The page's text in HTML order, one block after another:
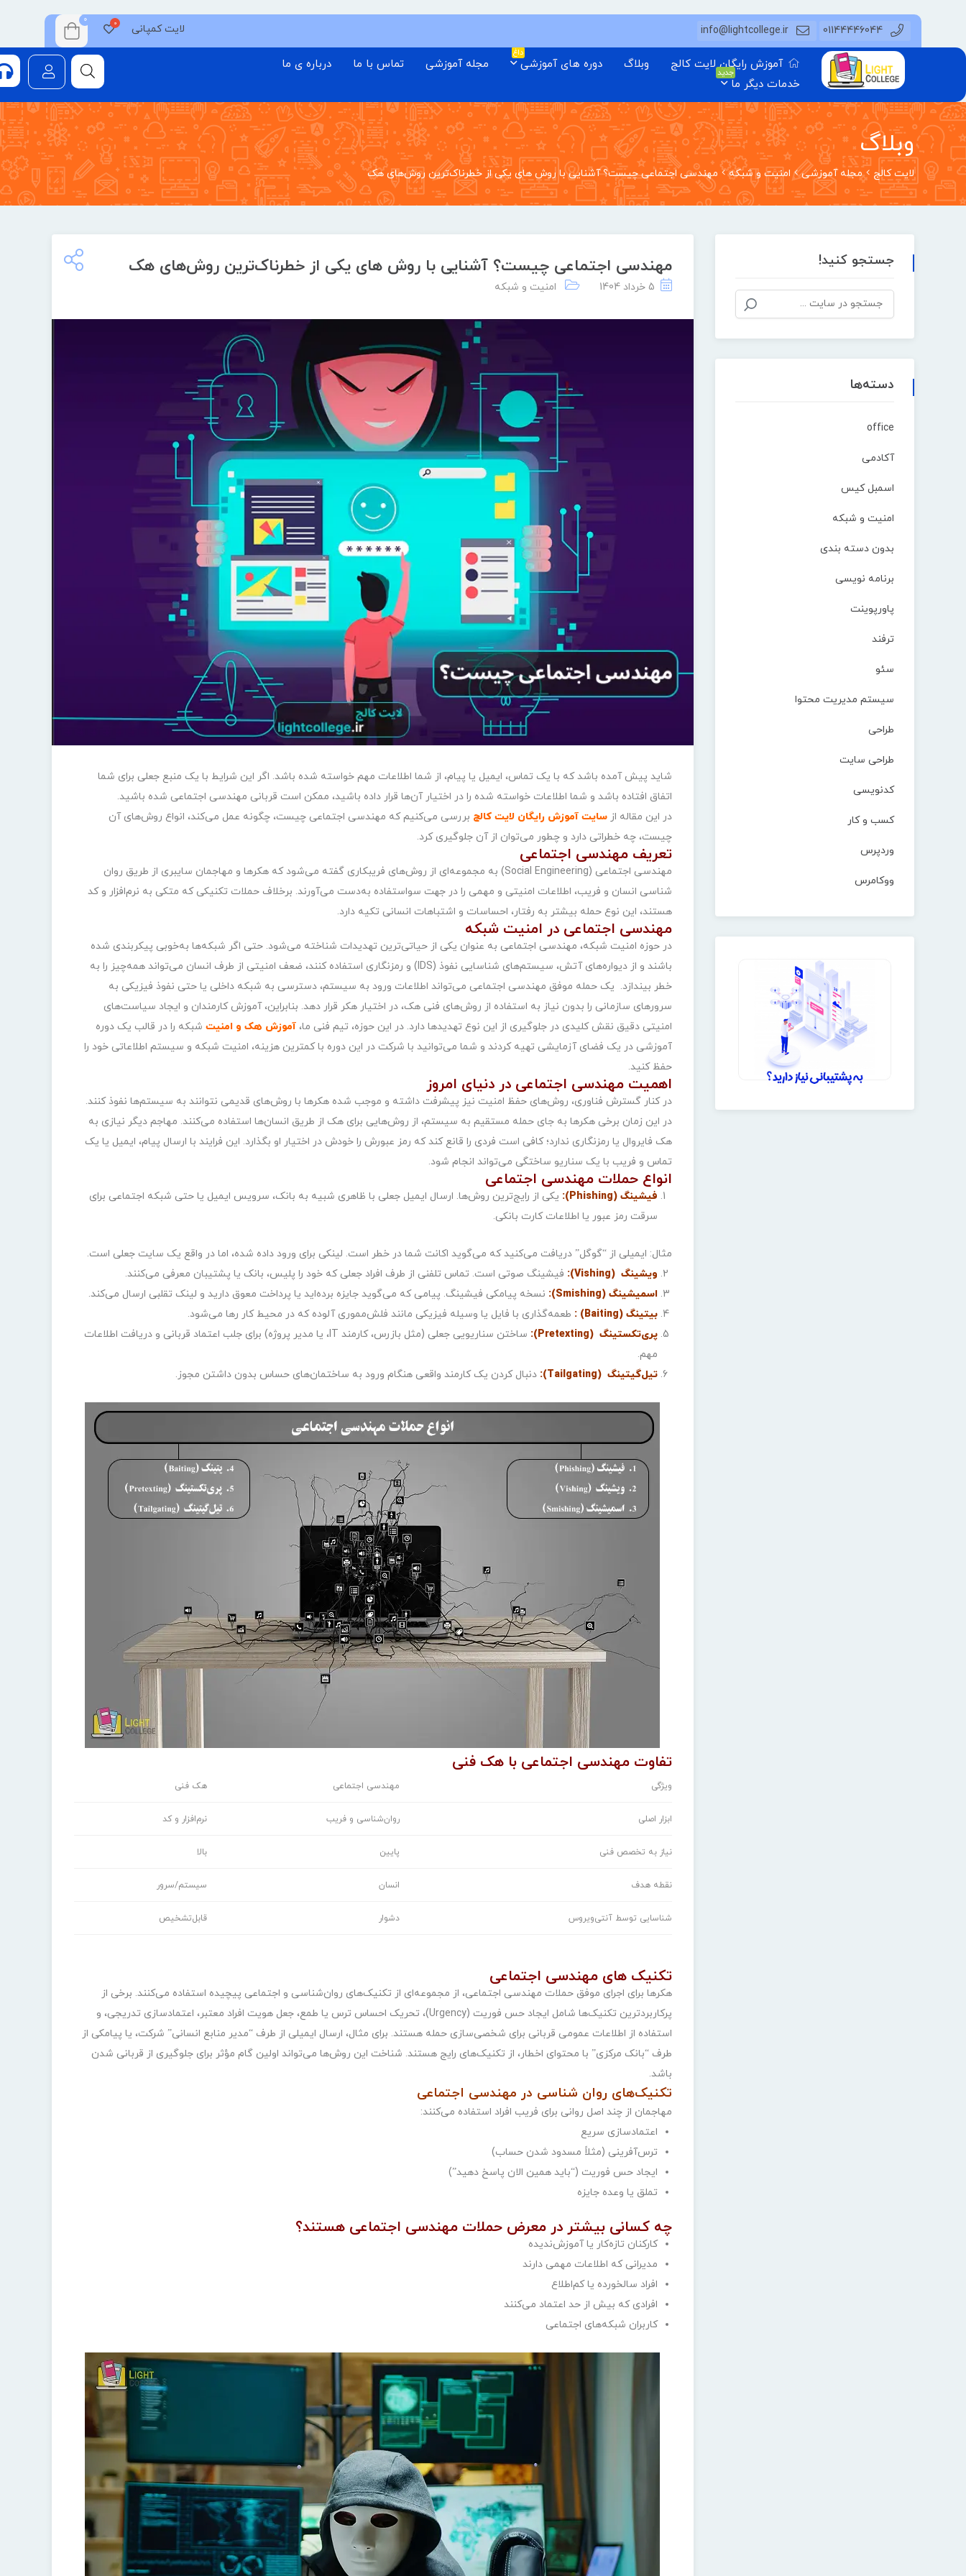
01144446044
info@lightcollege.ir لایت کمپانی
0
آموزش رایگان لایت کالج وبلاگ دوره های آموزشی
داغ
مجله آموزشی تماس با ما
درباره ی ما
خدمات دیگر ما
جدید
وبلاگ
لایت کالج مجله آموزشی امنیت و شبکه مهندسی اجتماعی چیست؟ آشنایی با روش های یکی از خطرناک‌ترین روش‌های هک
مهندسی اجتماعی چیست؟ آشنایی با روش های یکی از خطرناک‌ترین روش‌های هک
5 خرداد 1404 امنیت و شبکه
شاید پیش آمده باشد که با یک تماس، ایمیل یا پیام، از شما اطلاعات مهم خواسته شده باشد. اگر این شرایط با یک منبع جعلی برای شما
اتفاق افتاده باشد و شما اطلاعات خواسته شده را در اختیار آن‌ها قرار داده باشید، ممکن است قربانی مهندسی اجتماعی شده باشید.
در این مقاله ازسایت آموزش رایگان لایت کالج بررسی می‌کنیم که مهندسی اجتماعی چیست، چگونه عمل می‌کند، انواع روش‌های آن
چیست، چه خطراتی دارد و چطور می‌توان از آن جلوگیری کرد.
تعریف مهندسی اجتماعی
مهندسی اجتماعی (Social Engineering) به مجموعه‌ای از روش‌های فریبکاری گفته می‌شود که هکرها و مهاجمان سایبری از طریق روان
‌شناسی انسان و فریب، اطلاعات امنیتی و مهمی را در جهت سواستفاده به‌دست می‌آورند. برخلاف حملات تکنیکی که متکی به نرم‌افزار و کد
هستند، این نوع حمله بیشتر به رفتار، احساسات و اشتباهات انسانی تکیه دارد.
مهندسی اجتماعی در امنیت شبکه
در حوزه امنیت شبکه، مهندسی اجتماعی به عنوان یکی از حیاتی‌ترین تهدیدات شناخته می‌شود. حتی اگر شبکه‌ها به‌خوبی پیکربندی شده
باشند و از دیواره‌های آتش، سیستم‌های شناسایی نفوذ (IDS) و رمزنگاری استفاده کنند، ضعف امنیتی از طرف انسان می‌تواند همه‌چیز را به
خطر بیندازد. یک حمله موفق مهندسی اجتماعی می‌تواند اطلاعات ورود به سیستم، دسترسی به شبکه داخلی یا حتی نفوذ فیزیکی به
سرورهای سازمانی را بدون نیاز به استفاده از روش‌های فنی هک، در اختیار هکر قرار دهد. بنابراین، آموزش کارمندان و ایجاد سیاست‌های
امنیتی دقیق نقش کلیدی در جلوگیری از این نوع تهدیدها دارد. در این حوزه، تیم فنی ما،آموزش هک و امنیت شبکه را در قالب یک دوره
آموزشی در یک فضای آزمایشی تهیه کردند و شما می‌توانید با شرکت در این دوره با کمترین هزینه، امنیت شبکه و سیستم اطلاعاتی خود را
حفظ کنید.
اهمیت مهندسی اجتماعی در دنیای امروز
در کنار گسترش فناوری، روش‌های حفظ امنیت نیز پیشرفت داشته و موجب شده هکرها با روش‌های قدیمی نتوانند به سیستم‌ها نفوذ کنند.
در این زمان برخی هکرها به جای حمله مستقیم به سیستم، از روش‌هایی برای هک از طریق انسان‌ها استفاده می‌کنند. مهاجم دیگر نیازی به
هک فایروال یا رمزنگاری ندارد؛ کافی است فردی را قانع کند که رمز عبورش را خودش در اختیار او بگذارد. این فرایند با ارسال پیام، ایمیل یا یک
تماس و فریب با یک سناریو ساختگی می‌تواند انجام شود.
انواع حملات مهندسی اجتماعی
فیشینگ (Phishing):
یکی از رایج‌ترین روش‌ها. ارسال ایمیل جعلی با ظاهری شبیه به بانک، سرویس ایمیل یا حتی شبکه اجتماعی برای
سرقت رمز عبور یا اطلاعات کارت بانکی.
مثال: ایمیلی از “گوگل” دریافت می‌کنید که می‌گوید اکانت شما در خطر است. لینکی برای ورود داده شده، اما در واقع یک سایت جعلی است.
ویشینگ (Vishing):
فیشینگ صوتی است. تماس تلفنی از طرف افراد جعلی که خود را پلیس، بانک یا پشتیبان معرفی می‌کنند.
اسمیشینگ (Smishing):
نسخه پیامکی فیشینگ. پیامی که می‌گوید جایزه برده‌اید یا پرداخت معوق دارید و لینک تقلبی ارسال می‌کند.
بیتینگ (Baiting) :
طعمه‌گذاری با فایل یا وسیله فیزیکی مانند فلش‌مموری آلوده که در محیط کار رها می‌شود.
پری‌تکستینگ (Pretexting):
ساختن سناریویی جعلی (مثل بازرس، کارمند IT، یا مدیر پروژه) برای جلب اعتماد قربانی و دریافت اطلاعات
مهم.
تیل‌گیتینگ (Tailgating):
دنبال کردن یک کارمند واقعی هنگام ورود به ساختمان‌های حساس بدون داشتن مجوز.
تفاوت مهندسی اجتماعی با هک فنی
ویژگی مهندسی اجتماعی هک فنی
ابزار اصلی روان‌شناسی و فریب نرم‌افزار و کد
نیاز به تخصص فنی پایین بالا
نقطه هدف انسان سیستم/سرور
شناسایی توسط آنتی‌ویروس دشوار قابل‌تشخیص
تکنیک‌ های مهندسی اجتماعی
هکرها برای اجرای موفق حملات مهندسی اجتماعی، از مجموعه‌ای از تکنیک‌های روان‌شناسی و اجتماعی پیچیده استفاده می‌کنند. برخی از
پرکاربردترین تکنیک‌ها شامل ایجاد حس فوریت (Urgency)، تحریک احساس ترس یا طمع، جعل هویت افراد معتبر، اعتمادسازی تدریجی، و
استفاده از اطلاعات عمومی قربانی برای شخصی‌سازی حمله هستند. برای مثال، ارسال ایمیلی از طرف “مدیر منابع انسانی” شرکت، یا پیامکی از
طرف “بانک مرکزی” با محتوای اخطار، از تکنیک‌های رایج هستند. شناخت این روش‌ها می‌تواند اولین گام مؤثر برای جلوگیری از قربانی شدن
باشد.
تکنیک‌های روان ‌شناسی در مهندسی اجتماعی
مهاجمان از چند اصل روانی برای فریب افراد استفاده می‌کنند:
اعتمادسازی سریع
ترس‌آفرینی (مثلاً مسدود شدن حساب)
ایجاد حس فوریت (“باید همین الان پاسخ دهید”)
تملق یا وعده جایزه
چه کسانی بیشتر در معرض حملات مهندسی اجتماعی هستند؟
کارکنان تازه‌کار یا آموزش‌ندیده
مدیرانی که اطلاعات مهمی دارند
افراد سالخورده یا کم‌اطلاع
افرادی که بیش از حد اعتماد می‌کنند
کاربران شبکه‌های اجتماعی
جستجو کنید!
دسته‌ها
office
آکادمی
اسمبل کیس
امنیت و شبکه
بدون دسته بندی
برنامه نویسی
پاورپوینت
ترفند
سئو
سیستم مدیریت محتوا
طراحی
طراحی سایت
کدنویسی
کسب و کار
وردپرس
ووکامرس